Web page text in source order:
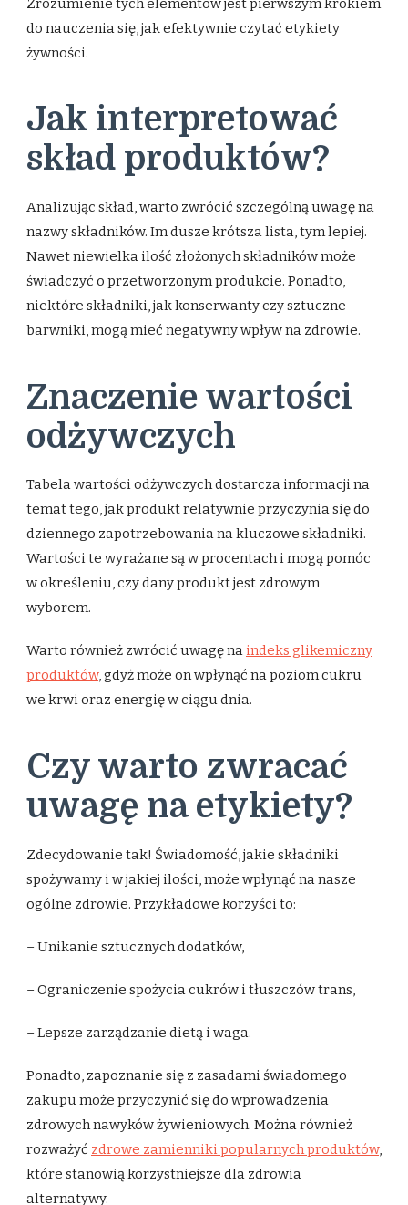
Zrozumienie tych elementów jest pierwszym krokiem
do nauczenia się, jak efektywnie czytać etykiety
żywności.
Jak interpretować
skład produktów?
Analizując skład, warto zwrócić szczególną uwagę na
nazwy składników. Im dusze krótsza lista, tym lepiej.
Nawet niewielka ilość złożonych składników może
świadczyć o przetworzonym produkcie. Ponadto,
niektóre składniki, jak konserwanty czy sztuczne
barwniki, mogą mieć negatywny wpływ na zdrowie.
Znaczenie wartości
odżywczych
Tabela wartości odżywczych dostarcza informacji na
temat tego, jak produkt relatywnie przyczynia się do
dziennego zapotrzebowania na kluczowe składniki.
Wartości te wyrażane są w procentach i mogą pomóc
w określeniu, czy dany produkt jest zdrowym
wyborem.
Warto również zwrócić uwagę na indeks glikemiczny
produktów, gdyż może on wpłynąć na poziom cukru
we krwi oraz energię w ciągu dnia.
Czy warto zwracać
uwagę na etykiety?
Zdecydowanie tak! Świadomość, jakie składniki
spożywamy i w jakiej ilości, może wpłynąć na nasze
ogólne zdrowie. Przykładowe korzyści to:
– Unikanie sztucznych dodatków,
– Ograniczenie spożycia cukrów i tłuszczów trans,
– Lepsze zarządzanie dietą i waga.
Ponadto, zapoznanie się z zasadami świadomego
zakupu może przyczynić się do wprowadzenia
zdrowych nawyków żywieniowych. Można również
rozważyć zdrowe zamienniki popularnych produktów,
które stanowią korzystniejsze dla zdrowia
alternatywy.